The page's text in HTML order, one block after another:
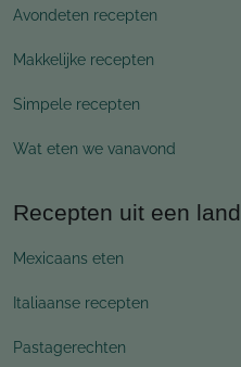
Avondeten recepten
Makkelijke recepten
Simpele recepten
Wat eten we vanavond
Recepten uit een land
Mexicaans eten
Italiaanse recepten
Pastagerechten